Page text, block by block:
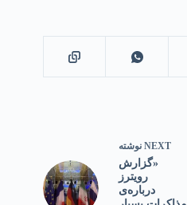
NEXT نوشته
«گزارش
رویترز
درباره‌ی